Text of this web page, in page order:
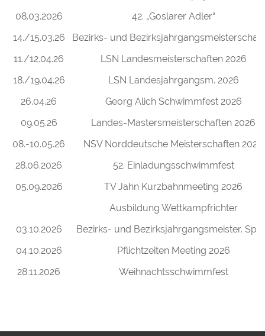
08.03.2026
42. „Goslarer Adler“
14./15.03.26
Bezirks- und
11./12.04.26
LSN Landesmeisterschaften 2026
18./19.04.26
LSN Landesjahrgangsm. 2026
26.04.26
Georg Alich Schwimmfest 2026
09.05.26
Landes-Mastersmeisterschaften 2026
08.-10.05.26
NSV Norddeutsche Meisterschaften 2026
28.06.2026
52. Einladungsschwimmfest
05.09.2026
TV Jahn Kurzbahnmeeting 2026
Ausbildung Wettkampfrichter
03.10.2026
Bezirks- und Bezirksjahrgangsmeister.
04.10.2026
Pflichtzeiten Meeting 2026
28.11.2026
Weihnachtsschwimmfest